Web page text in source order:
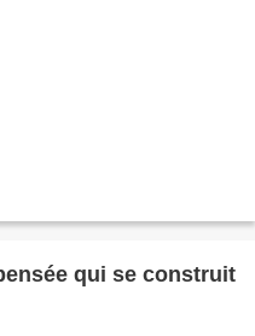
qui se construit